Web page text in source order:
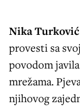
Nika Turković
provesti sa
povodom
mrežama.
njihovog